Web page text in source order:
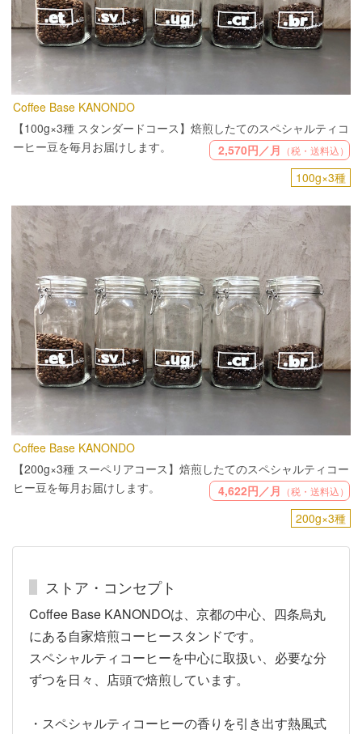
Coffee Base KANONDO
【100g×3種 スタンダードコース】焙煎したてのスペシャルティコ
ーヒー豆を毎月お届けします。
2,570円／月 （税・送料込）
100g×3種
Coffee Base KANONDO
【200g×3種 スーペリアコース】焙煎したてのスペシャルティコー
ヒー豆を毎月お届けします。
4,622円／月 （税・送料込）
200g×3種
ストア・コンセプト
Coffee Base KANONDOは、京都の中心、四条烏丸
にある自家焙煎コーヒースタンドです。
スペシャルティコーヒーを中心に取扱い、必要な分
ずつを日々、店頭で焙煎しています。
・スペシャルティコーヒーの香りを引き出す熱風式